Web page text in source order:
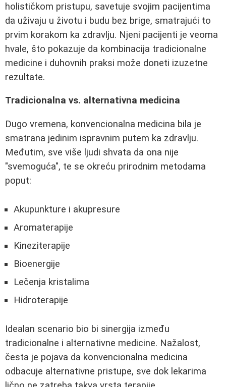
holističkom pristupu, savetuje svojim pacijentima
da uživaju u životu i budu bez brige, smatrajući to
prvim korakom ka zdravlju. Njeni pacijenti je veoma
hvale, što pokazuje da kombinacija tradicionalne
medicine i duhovnih praksi može doneti izuzetne
rezultate.
Tradicionalna vs. alternativna medicina
Dugo vremena, konvencionalna medicina bila je
smatrana jedinim ispravnim putem ka zdravlju.
Međutim, sve više ljudi shvata da ona nije
"svemoguća", te se okreću prirodnim metodama
poput:
Akupunkture i akupresure
Aromaterapije
Kineziterapije
Bioenergije
Lečenja kristalima
Hidroterapije
Idealan scenario bio bi sinergija između
tradicionalne i alternativne medicine. Nažalost,
česta je pojava da konvencionalna medicina
odbacuje alternativne pristupe, sve dok lekarima